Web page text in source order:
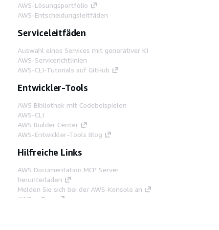
AWS-Lösungsportfolio
AWS-Entscheidungsleitfäden
Serviceleitfäden
Auswahl eines Services mit generativer KI
AWS-Servicerichtlinien
AWS-CLI-Tutorials auf GitHub
Entwickler-Tools
AWS Bibliothek mit Codebeispielen
AWS-CLI
AWS Builder Center
AWS-Entwickler-Tools Blog
Hilfreiche Links
AWS Documentation MCP Server
herunterladen
Melden Sie sich bei der AWS-Konsole an
AWS re:Post